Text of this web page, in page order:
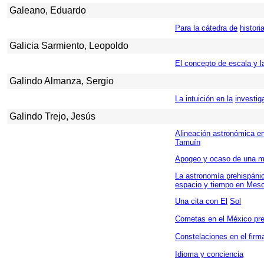
Galeano, Eduardo
Para la cátedra de
Galicia Sarmiento, Leopoldo
El concepto de escala y
Galindo Almanza, Sergio
La intuición en la
Galindo Trejo, Jesús
Alineación astronómica
Tamuín
Apogeo y ocaso de una
La astronomía
espacio y tiempo en
Una cita con El Sol
Cometas en el México
Constelaciones en el
Idioma y conciencia